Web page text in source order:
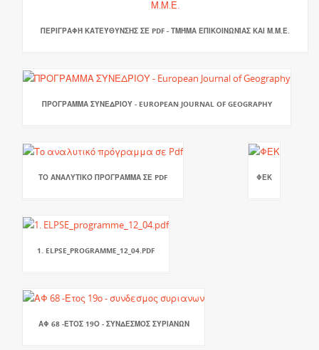
ΠΕΡΙΓΡΑΦΉ ΚΑΤΕΎΘΥΝΣΗΣ ΣΕ PDF - ΤΜΉΜΑ ΕΠΙΚΟΙΝΩΝΊΑΣ ΚΑΙ Μ.Μ.Ε.
ΠΡΟΓΡΑΜΜΑ ΣΥΝΕΔΡΙΟΥ - EUROPEAN JOURNAL OF GEOGRAPHY
ΤΟ ΑΝΑΛΥΤΙΚΌ ΠΡΌΓΡΑΜΜΑ ΣΕ PDF
1. ELPSE_PROGRAMME_12_04.PDF
ΦΕΚ
ΑΦ 68 -ΕΤΟΣ 19Ο - ΣΥΝΔΕΣΜΟΣ ΣΥΡΙΑΝΩΝ